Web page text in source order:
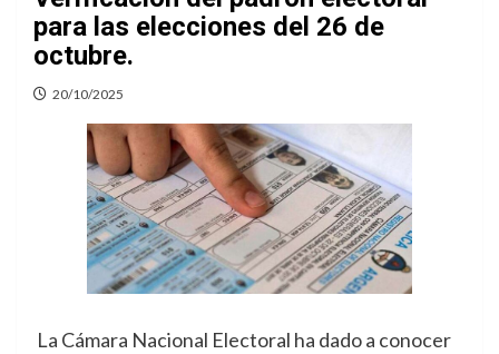
para las elecciones del 26 de
octubre.
20/10/2025
La Cámara Nacional Electoral ha dado a conocer